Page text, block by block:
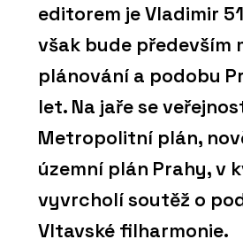
editorem je Vladimir
však bude především
plánování a podobu
let. Na jaře se
Metropolitní plán,
územní plán Prahy, v
vyvrcholí soutěž o
Vltavské filharmonie.